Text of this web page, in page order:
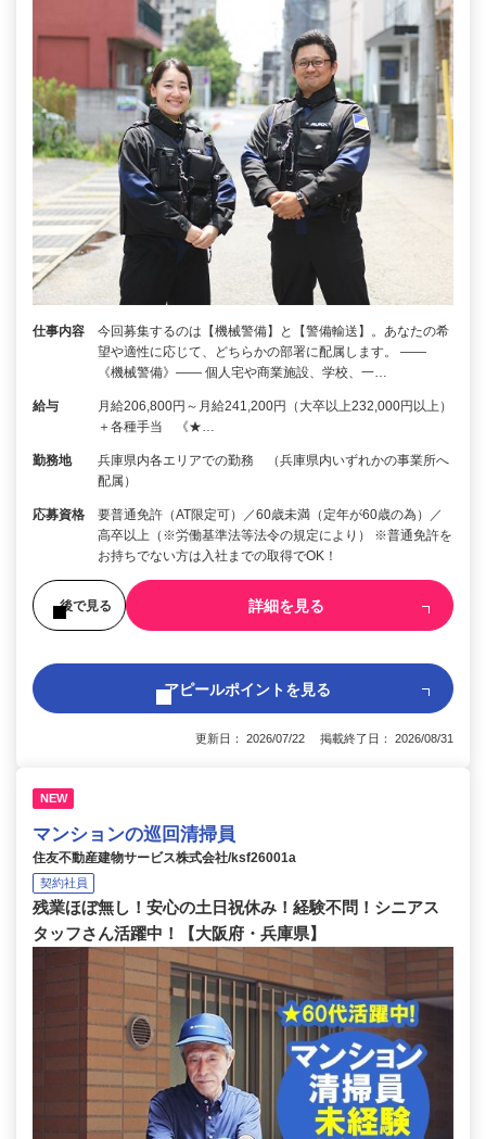
仕事内容
今回募集するのは【機械警備】と【警備輸送】。あなたの希
望や適性に応じて、どちらかの部署に配属します。 ――
《機械警備》―― 個人宅や商業施設、学校、一…
給与
月給206,800円～月給241,200円（大卒以上232,000円以上）
＋各種手当 《★…
勤務地
兵庫県内各エリアでの勤務 （兵庫県内いずれかの事業所へ
配属）
応募資格
要普通免許（AT限定可）／60歳未満（定年が60歳の為）／
高卒以上（※労働基準法等法令の規定により） ※普通免許を
お持ちでない方は入社までの取得でOK！
後で見る 詳細を見る
アピールポイントを見る
更新日： 2026/07/22 掲載終了日： 2026/08/31
NEW
マンションの巡回清掃員
住友不動産建物サービス株式会社/ksf26001a
契約社員
残業ほぼ無し！安心の土日祝休み！経験不問！シニアス
タッフさん活躍中！【大阪府・兵庫県】